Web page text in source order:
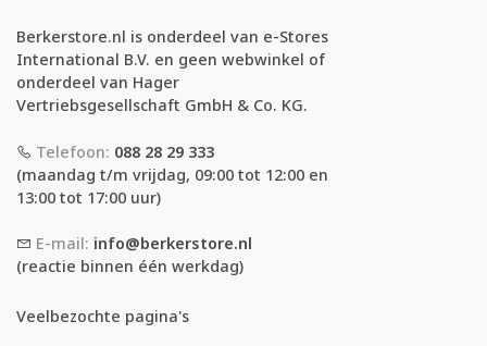
Berkerstore.nl is onderdeel van e-Stores
International B.V. en geen webwinkel of
onderdeel van Hager
Vertriebsgesellschaft GmbH & Co. KG.
Telefoon: 088 28 29 333
(maandag t/m vrijdag, 09:00 tot 12:00 en
13:00 tot 17:00 uur)
E-mail: info@berkerstore.nl
(reactie binnen één werkdag)
Veelbezochte pagina's